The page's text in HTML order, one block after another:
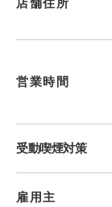
営業時間
受動喫煙対策
雇用主